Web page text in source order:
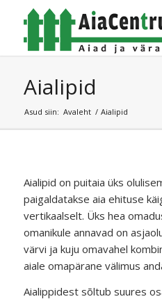
Aialipid
Asud siin: Avaleht / Aialipid
Aialipid on puitaia üks
paigaldatakse aia ehituse
vertikaalselt. Üks hea
omanikule annavad on
värvi ja kuju omavahel
aiale omapärane välimus
Aialippidest sõltub suures